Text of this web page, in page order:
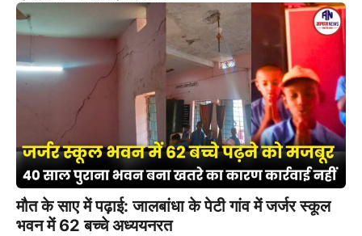
मौत के साए में पढ़ाई: जालबांधा के पेटी गांव में जर्जर स्कूल
भवन में 62 बच्चे अध्ययनरत